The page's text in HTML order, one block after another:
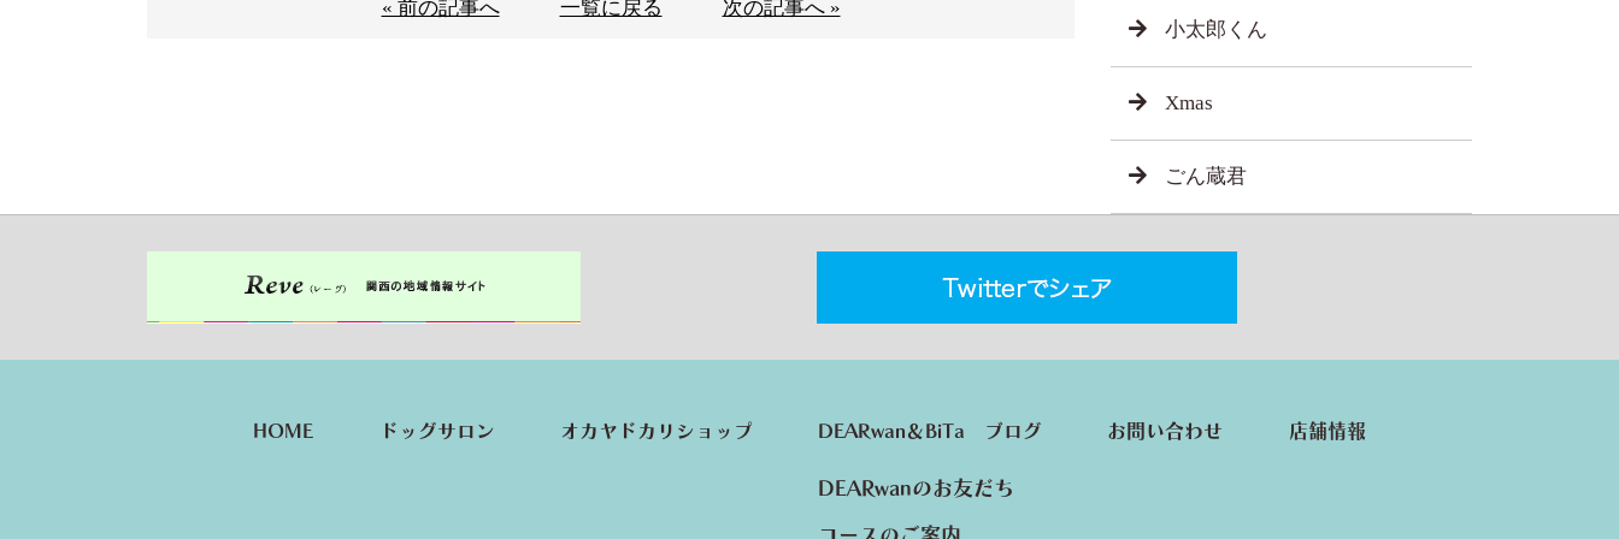
« 前の記事へ 一覧に戻る
次の記事へ »
小太郎くん
Xmas
ごん蔵君
HOME ドッグサロン オカヤドカリショップ DEARwan＆BiTa ブログ
DEARwanのお友だち
お問い合わせ 店舗情報